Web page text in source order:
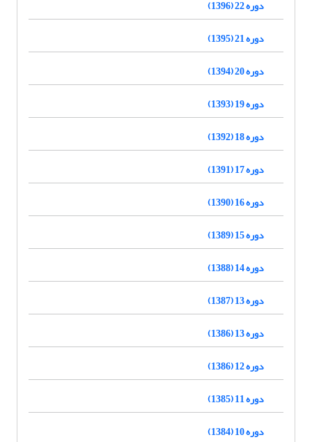
دوره 22 (1396)
دوره 21 (1395)
دوره 20 (1394)
دوره 19 (1393)
دوره 18 (1392)
دوره 17 (1391)
دوره 16 (1390)
دوره 15 (1389)
دوره 14 (1388)
دوره 13 (1387)
دوره 13 (1386)
دوره 12 (1386)
دوره 11 (1385)
دوره 10 (1384)